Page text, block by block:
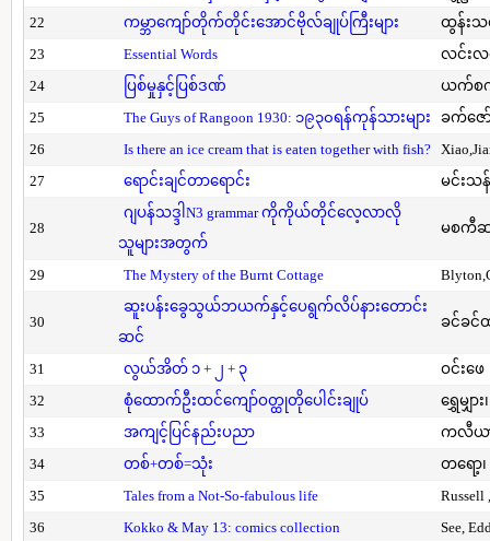
22
ကမ္ဘာကျော်တိုက်တိုင်းအောင်ဗိုလ်ချုပ်ကြီးများ
ထွန်းသ
23
Essential Words
လင်းလ
24
ပြစ်မှုနှင့်ပြစ်ဒဏ်
ယက်စကီ
25
The Guys of Rangoon 1930: ၁၉၃၀ရန်ကုန်သားများ
ခက်ဇေ
26
Is there an ice cream that is eaten together with fish?
27
ရောင်းချင်တာရောင်း မင်းသ
28
ဂျပန်သဒ္ဒါN3 grammar ကိုကိုယ်တိုင်လေ့လာလို
သူများအတွက်
မစကီ
29 The Mystery of the Burnt Cottage
30
ဆူးပန်းခွေသွယ်ဘယက်နှင့်ပေရွက်လိပ်နားတောင်း
ဆင်
ခင်ခင်
31 လွယ်အိတ် ၁ + ၂ + ၃
ဝင်းဖေ
32
စုံထောက်ဦးထင်ကျော်ဝတ္ထုတိုပေါင်းချုပ်
ရွှေမျှား
33
အကျင့်ပြင်နည်းပညာ
ကလီယာ
34
တစ်+တစ်=သုံး
တရော့၊
35
Tales from a Not-So-fabulous life
Russell
36
Kokko & May 13: comics collection
See,